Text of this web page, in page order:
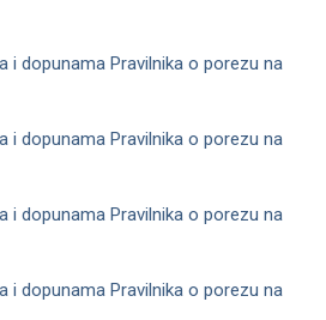
i dopunama Pravilnika o porezu na
i dopunama Pravilnika o porezu na
i dopunama Pravilnika o porezu na
i dopunama Pravilnika o porezu na